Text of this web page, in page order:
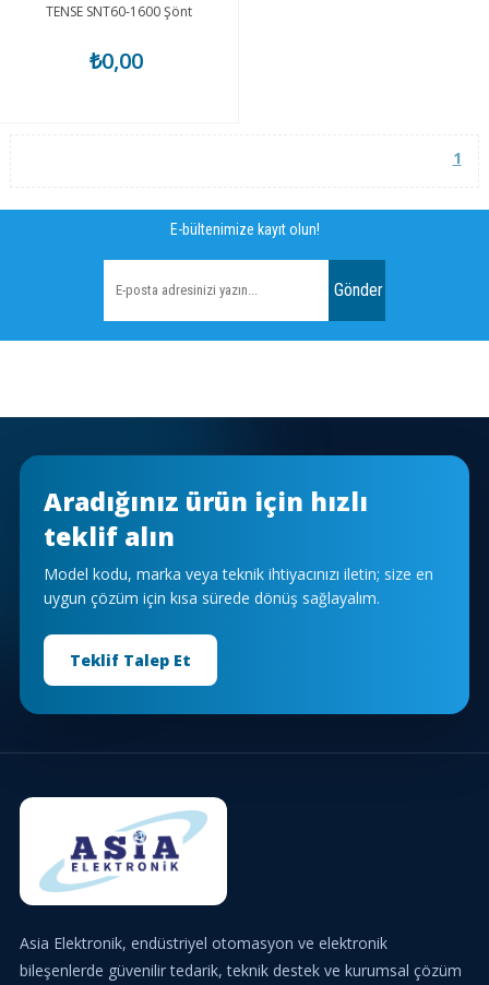
TENSE SNT60-1600 Şönt
₺0,00
1
E-bültenimize kayıt olun!
Gönder
Aradığınız ürün için hızlı
teklif alın
Model kodu, marka veya teknik ihtiyacınızı iletin; size en
uygun çözüm için kısa sürede dönüş sağlayalım.
Teklif Talep Et
Asia Elektronik, endüstriyel otomasyon ve elektronik
bileşenlerde güvenilir tedarik, teknik destek ve kurumsal çözüm